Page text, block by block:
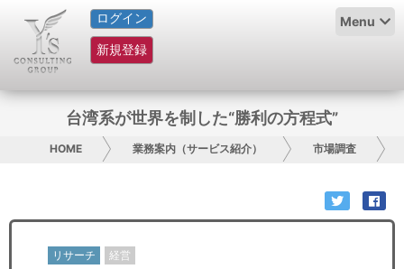
ログイン
新規登録
Menu
HOME
サービス紹介
グループ概要
台湾系が世界を制した“勝利の方程式”
HOME 業務案内（サービス紹介） 市場調査
リサーチ 経営